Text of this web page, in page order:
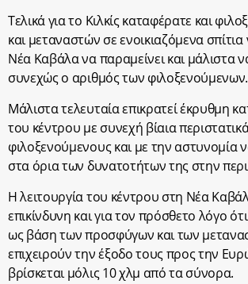
Τελικά για το Κιλκίς καταφέρατε και
και μεταναστών σε ενοικιαζόμενα
Νέα Καβάλα να παραμείνει και μάλιστα
συνεχώς ο αριθμός των φιλοξενούμενων.
Μάλιστα τελευταία επικρατεί έκρυθμη
του κέντρου με συνεχή βίαια
φιλοξενούμενους και με την αστυνομία
στα όρια των δυνατοτήτων της στην
Η λειτουργία του κέντρου στη Νέα
επικίνδυνη και για τον πρόσθετο λόγο
ως βάση των προσφύγων και των
επιχειρούν την έξοδο τους προς την
βρίσκεται μόλις 10 χλμ από τα σύνορα.